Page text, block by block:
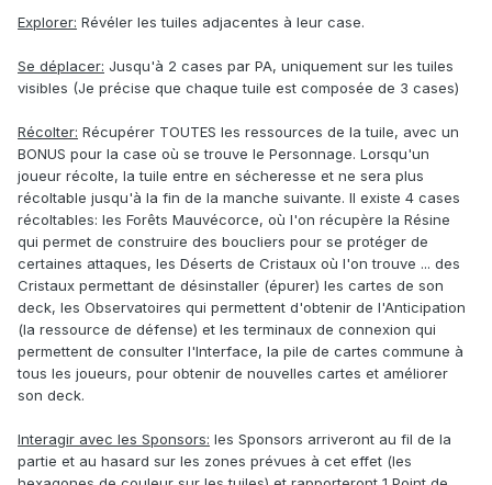
Explorer: Révéler les tuiles adjacentes à leur case.
Se déplacer: Jusqu'à 2 cases par PA, uniquement sur les tuiles
visibles (Je précise que chaque tuile est composée de 3 cases)
Récolter: Récupérer TOUTES les ressources de la tuile, avec un
BONUS pour la case où se trouve le Personnage. Lorsqu'un
joueur récolte, la tuile entre en sécheresse et ne sera plus
récoltable jusqu'à la fin de la manche suivante. Il existe 4 cases
récoltables: les Forêts Mauvécorce, où l'on récupère la Résine
qui permet de construire des boucliers pour se protéger de
certaines attaques, les Déserts de Cristaux où l'on trouve ... des
Cristaux permettant de désinstaller (épurer) les cartes de son
deck, les Observatoires qui permettent d'obtenir de l'Anticipation
(la ressource de défense) et les terminaux de connexion qui
permettent de consulter l'Interface, la pile de cartes commune à
tous les joueurs, pour obtenir de nouvelles cartes et améliorer
son deck.
Interagir avec les Sponsors: les Sponsors arriveront au fil de la
partie et au hasard sur les zones prévues à cet effet (les